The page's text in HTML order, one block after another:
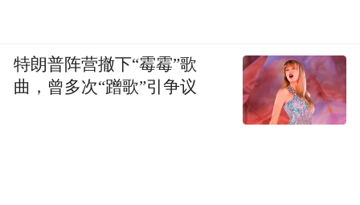
特朗普阵营撤下“霉霉”歌
曲，曾多次“蹭歌”引争议